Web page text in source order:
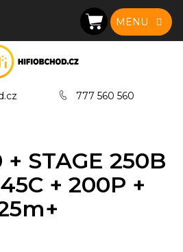
777 560 560
NÁKUPNÍ
KOŠÍK
STAGE 250B
+ 200P +